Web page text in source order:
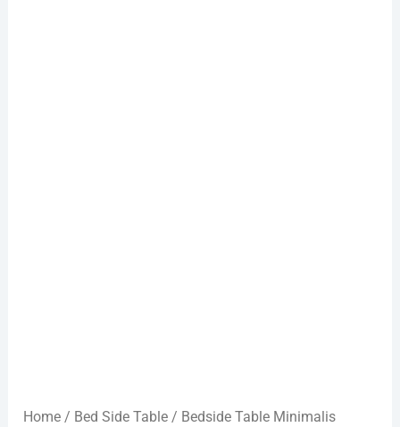
Home / Bed Side Table / Bedside Table Minimalis